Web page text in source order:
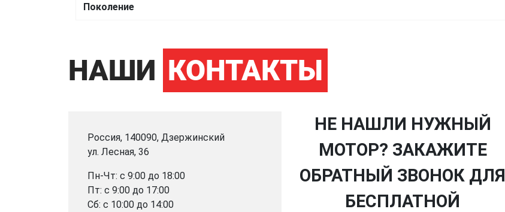
Поколение
НАШИ КОНТАКТЫ
Россия, 140090, Дзержинский
ул. Лесная, 36
Пн-Чт: с 9:00 до 18:00
Пт: с 9:00 до 17:00
Сб: с 10:00 до 14:00
НЕ НАШЛИ НУЖНЫЙ
МОТОР? ЗАКАЖИТЕ
ОБРАТНЫЙ ЗВОНОК ДЛЯ
БЕСПЛАТНОЙ